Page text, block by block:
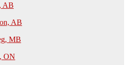
AB
AB
MB
ON